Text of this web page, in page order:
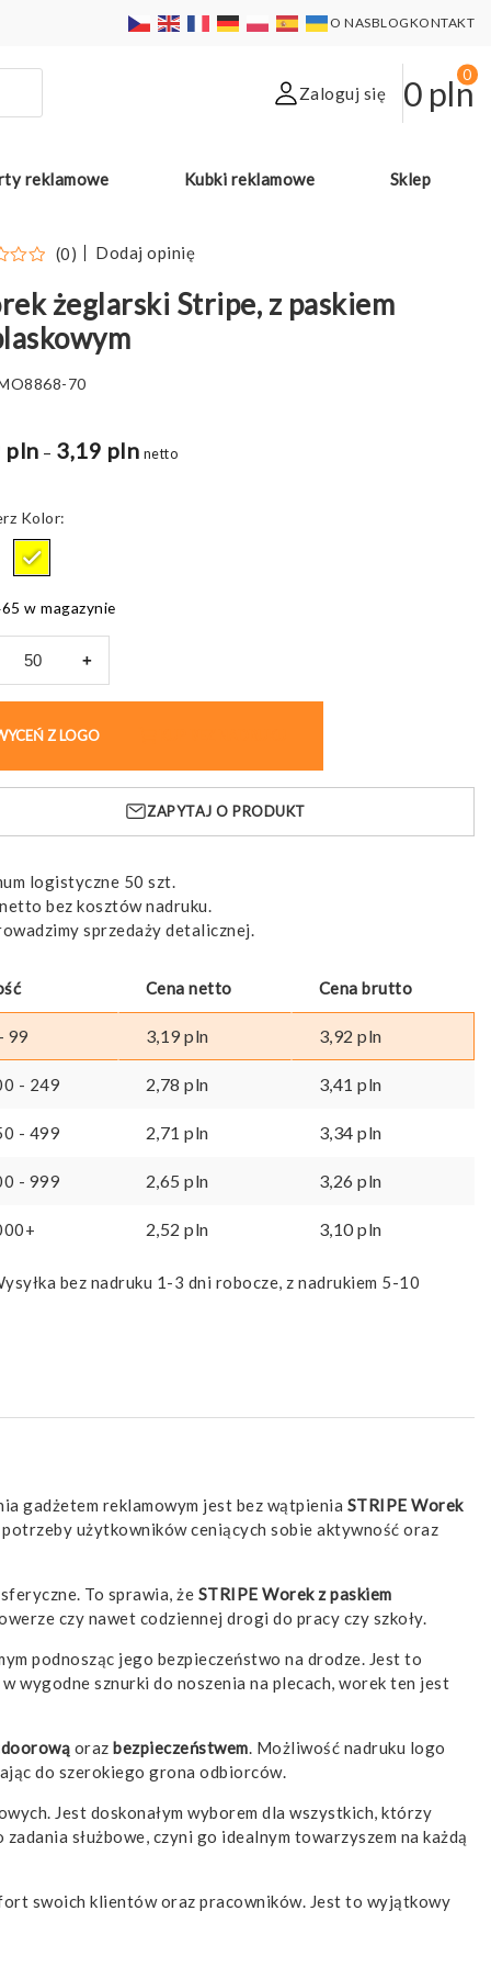
O NASBLOGKONTAKT
Zaloguj się 0 pln
0
reklamowe Kubki reklamowe Sklep
(0) Dodaj opinię
żeglarski Stripe, z paskiem
70
pln – 3,19 plnZakres
netto
Kolor
w magazynie
+
Z LOGO
ZAPYTAJ O PRODUKT
logistyczne 50 szt.
bez kosztów nadruku.
sprzedaży detalicznej.
Cena netto Cena brutto
99 3,19pln 3,92pln
- 249 2,78pln 3,41pln
- 499 2,71pln 3,34pln
- 999 2,65pln 3,26pln
2,52pln 3,10pln
bez nadruku 1-3 dni robocze, z nadrukiem 5-10
gadżetem reklamowym jest bez wątpienia STRIPE Worek
użytkowników ceniących sobie aktywność oraz
To sprawia, że STRIPE Worek z paskiem
czy nawet codziennej drogi do pracy czy szkoły.
podnosząc jego bezpieczeństwo na drodze. Jest to
wygodne sznurki do noszenia na plecach, worek ten jest
oraz bezpieczeństwem. Możliwość nadruku logo
do szerokiego grona odbiorców.
Jest doskonałym wyborem dla wszystkich, którzy
służbowe, czyni go idealnym towarzyszem na każdą
swoich klientów oraz pracowników. Jest to wyjątkowy